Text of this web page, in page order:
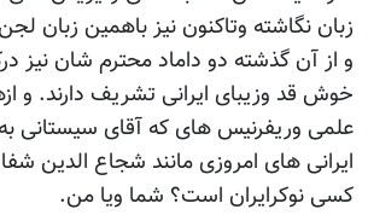
زبان نگاشته وتاکنون نیز باهمین زبان
و از آن گذشته دو داماد محترم شان نیز
خوش قد وزیبای ایرانی تشریف دارند. و
علمی وریفرنیس های که آقای سیستانی به
ایرانی های امروزی مانند شجاع الدین
کسی نوکرایران است؟ شما ویا من.